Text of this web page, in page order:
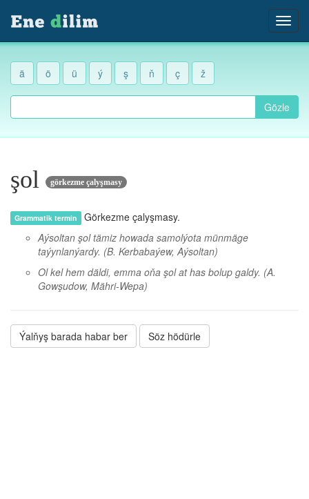
ä ö ü ý ş ň ç ž
Gözle
şol görkezme çalyşmasy
Grammatik termin Görkezme çalyşmasy.
Aýsoltan şol tämiz howada samolýota münmäge
taýynlanýardy. (B. Kerbabaýew, Aýsoltan)
Ol kel hem däldi, emma oňa şol at has bolup galdy. (A.
Gowşudow, Mähri-Wepa)
Ýalňyş barada habar ber Söz hödürle